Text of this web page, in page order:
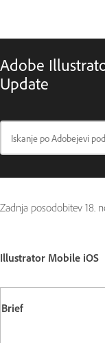
Adobe
Update
Zadnja posodobitev 18.
Illustrator Mobile iOS
Brief